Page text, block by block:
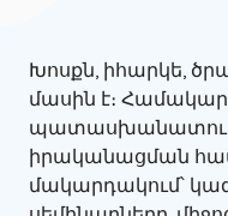
Խոսքն, իհարկե,
մասին է։
պատասխանատու
իրականացման
մակարդակում՝